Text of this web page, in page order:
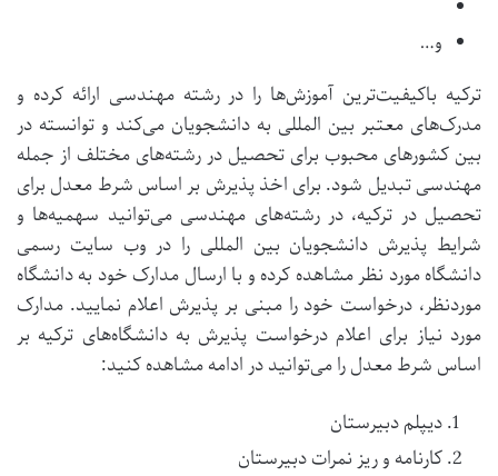
و…
ترکیه باکیفیت‌ترین آموزش‌ها را در رشته مهندسی ارائه کرده و
مدرک‌های معتبر بین المللی به دانشجویان می‌کند و توانسته در
بین کشورهای محبوب برای تحصیل در رشته‌های مختلف از جمله
مهندسی تبدیل شود. برای اخذ پذیرش بر اساس شرط معدل برای
تحصیل در ترکیه، در رشته‌های مهندسی می‌توانید سهمیه‌ها و
شرایط پذیرش دانشجویان بین المللی را در وب سایت رسمی
دانشگاه مورد نظر مشاهده کرده و با ارسال مدارک خود به دانشگاه
موردنظر، درخواست خود را مبنی بر پذیرش اعلام نمایید. مدارک
مورد نیاز برای اعلام درخواست پذیرش به دانشگاه‌های ترکیه بر
اساس شرط معدل را می‌توانید در ادامه مشاهده کنید:
دیپلم دبیرستان
کارنامه و ریز نمرات دبیرستان